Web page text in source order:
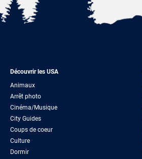
Découvrir les USA
Animaux
Arrêt photo
Cinéma/Musique
City Guides
Coups de coeur
Culture
Dormir